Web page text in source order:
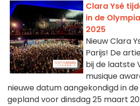
Clara Ysé
in de
2025
Nieuw Clara
Parijs! De
bij de laatste
musique
nieuwe datum aangekondigd in
gepland voor dinsdag 25 maart